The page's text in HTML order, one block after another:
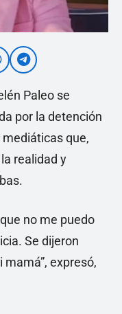
Paleo se
por la detención
que,
realidad y
no me puedo
Se dijeron
expresó,